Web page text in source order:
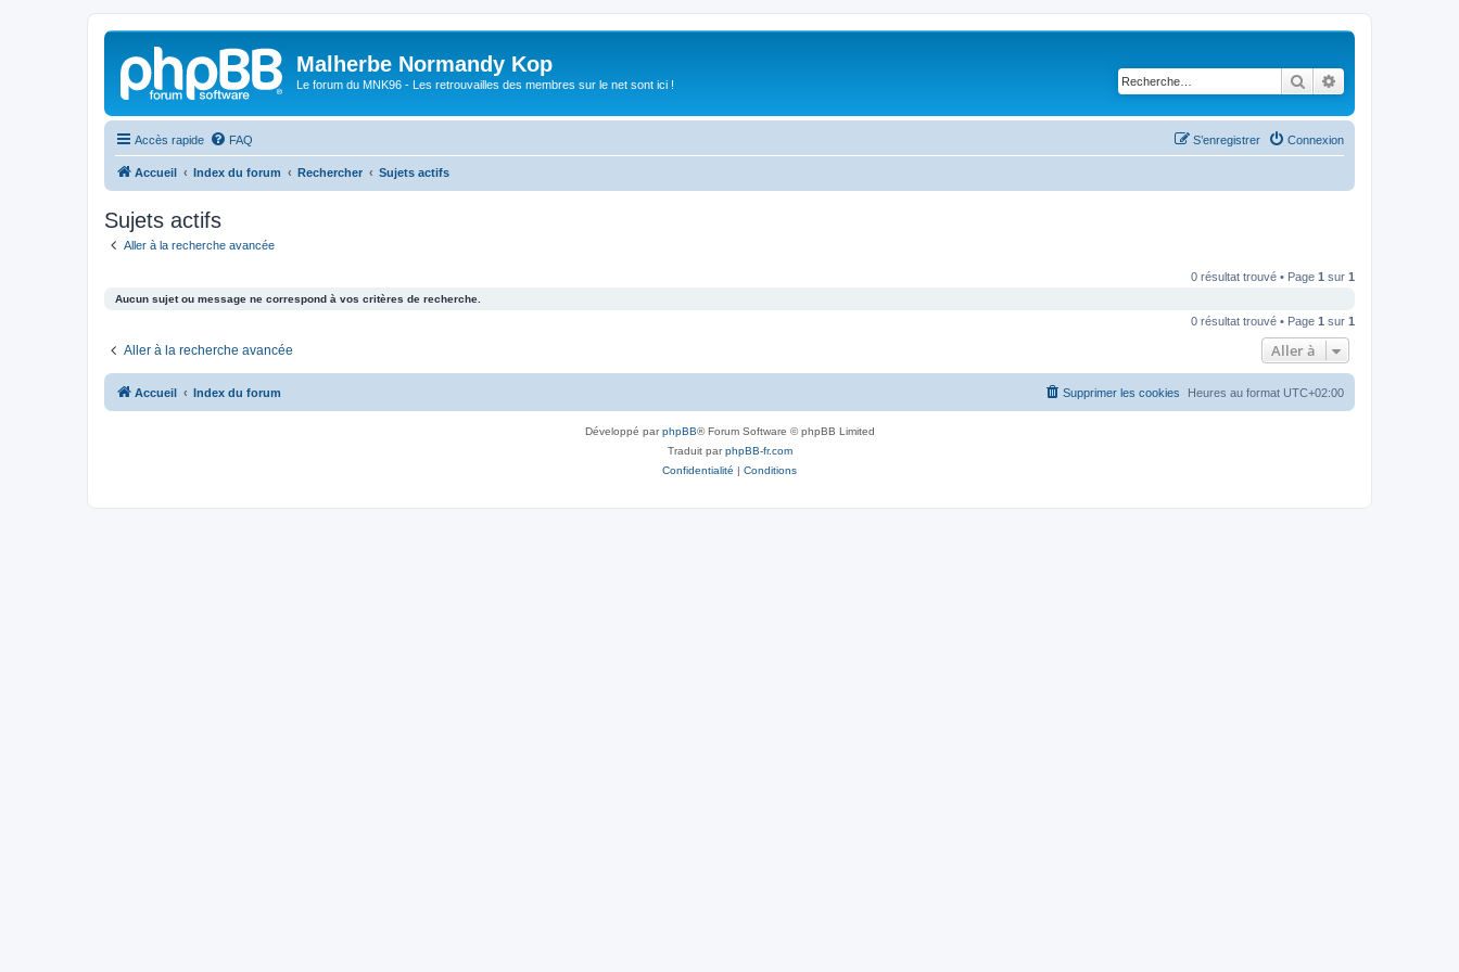
Malherbe Normandy Kop
Le forum du MNK96 - Les retrouvailles des membres sur le net sont ici ! Rechercher
Accès rapide FAQ Connexion
S’enregistrer
Accueil Index du forum Rechercher Sujets actifs
Sujets actifs
Aller à la recherche avancée
0 résultat trouvé • Page 1 sur 1
Aucun sujet ou message ne correspond à vos critères de recherche.
0 résultat trouvé • Page 1 sur 1
Aller à la recherche avancée Aller à
Accueil Index du forum Heures au format UTC+02:00
Supprimer les cookies
Développé parphpBB® Forum Software © phpBB Limited
Traduit parphpBB-fr.com
Confidentialité | Conditions